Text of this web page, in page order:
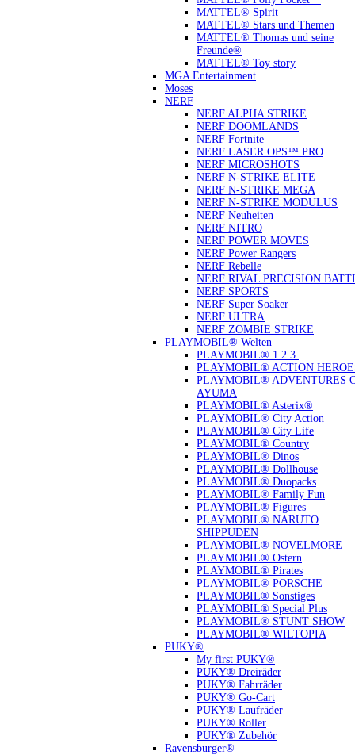
MATTEL® Spirit
MATTEL® Stars und Themen
MATTEL® Thomas und seine
Freunde®
MATTEL® Toy story
MGA Entertainment
Moses
NERF
NERF ALPHA STRIKE
NERF DOOMLANDS
NERF Fortnite
NERF LASER OPS™ PRO
NERF MICROSHOTS
NERF N-STRIKE ELITE
NERF N-STRIKE MEGA
NERF N-STRIKE MODULUS
NERF Neuheiten
NERF NITRO
NERF POWER MOVES
NERF Power Rangers
NERF Rebelle
NERF RIVAL PRECISION
NERF SPORTS
NERF Super Soaker
NERF ULTRA
NERF ZOMBIE STRIKE
PLAYMOBIL® Welten
PLAYMOBIL® 1.2.3.
PLAYMOBIL® ACTION
PLAYMOBIL® ADVENTURES
AYUMA
PLAYMOBIL® Asterix®
PLAYMOBIL® City Action
PLAYMOBIL® City Life
PLAYMOBIL® Country
PLAYMOBIL® Dinos
PLAYMOBIL® Dollhouse
PLAYMOBIL® Duopacks
PLAYMOBIL® Family Fun
PLAYMOBIL® Figures
PLAYMOBIL® NARUTO
SHIPPUDEN
PLAYMOBIL® NOVELMORE
PLAYMOBIL® Ostern
PLAYMOBIL® Pirates
PLAYMOBIL® PORSCHE
PLAYMOBIL® Sonstiges
PLAYMOBIL® Special Plus
PLAYMOBIL® STUNT SHOW
PLAYMOBIL® WILTOPIA
PUKY®
My first PUKY®
PUKY® Dreiräder
PUKY® Fahrräder
PUKY® Go-Cart
PUKY® Laufräder
PUKY® Roller
PUKY® Zubehör
Ravensburger®